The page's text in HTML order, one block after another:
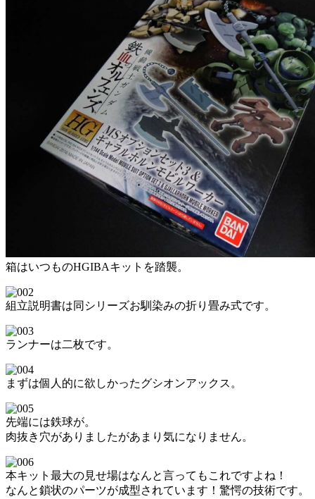
箱はいつものHGIBAキットを踏襲。
組立説明書は同シリーズお馴染みの折り畳み式です。
ランナーは二枚です。
まずは個人的に欲しかったグシオンアックス。
先端には鉄球が。
肉抜き穴がありましたがあまり気になりません。
本キット最大の見せ場はなんと言ってもこれですよね！
なんと鎖状のパーツが成型されています！驚愕の技術です。